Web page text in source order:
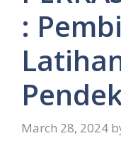
:
March 28, 2024